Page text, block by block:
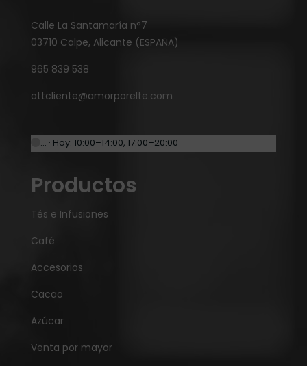
Calle La Santamaría n°7
03710 Calpe, Alicante (ESPAÑA)
965 839 538
attcliente@amorporelte.com
… · Hoy: 10:00–14:00, 17:00–20:00
Productos
Tés e Infusiones
Café
Accesorios
Cacao
Azúcar
Venta por mayor